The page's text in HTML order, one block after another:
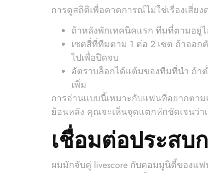
การดูสถิติเพื่อคาดการณ์ไม่ใช่เรื่องเสี่ย
ถ้าหลังพักเทคนิคแรก ทีมที่ตามอยู่ไ
เซตสี่ที่ทีมตาม 1 ต่อ 2 เซต ถ้าออก
ไปเพื่อปิดจบ
อัตราบล็อกได้แต้มของทีมที่นำ ถ้า
เพิ่ม
การอ่านแบบนี้เหมาะกับแฟนที่อยากตา
ย้อนหลัง คุณจะเห็นจุดแตกหักชัดเจนว่า
เชื่อมต่อประสบ
ผมมักจับคู่ livescore กับคอมมูนิตี้ของแ